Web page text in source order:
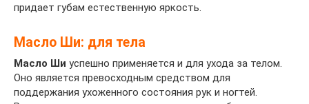
придает губам естественную яркость.
Масло Ши: для тела
Масло Ши успешно применяется и для ухода за телом.
Оно является превосходным средством для
поддержания ухоженного состояния рук и ногтей.